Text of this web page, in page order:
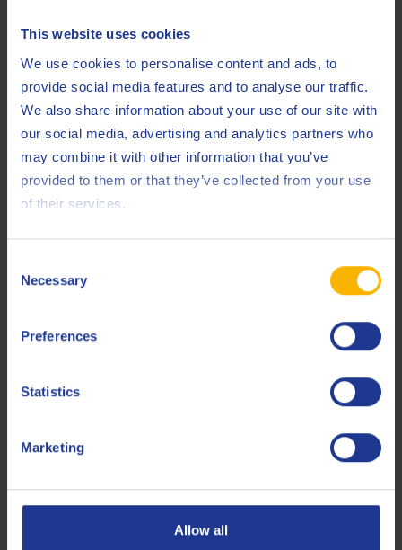
This website uses cookies
We use cookies to personalise content and ads, to
provide social media features and to analyse our traffic.
We also share information about your use of our site with
our social media, advertising and analytics partners who
may combine it with other information that you’ve
provided to them or that they’ve collected from your use
of their services.
Selection
Necessary
Preferences
Statistics
Marketing
Allow all
ISO 11158 HM
Less specifications
Gerelateerde producten
Verbeterde hydraulische olie op zinkbasis